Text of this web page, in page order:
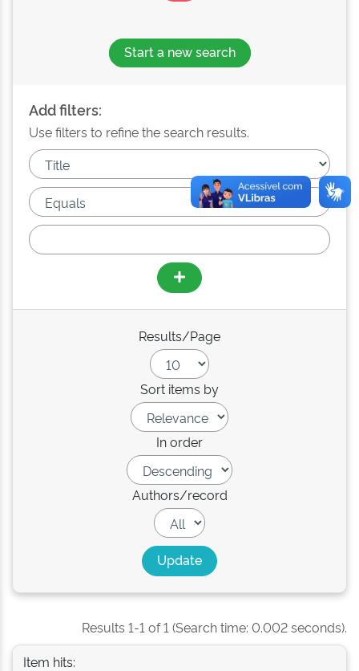
Start a new search
Add filters:
Use filters to refine the search results.
Results/Page
Sort items by
In order
Authors/record
Results 1-1 of 1 (Search time: 0.002 seconds).
Item hits: